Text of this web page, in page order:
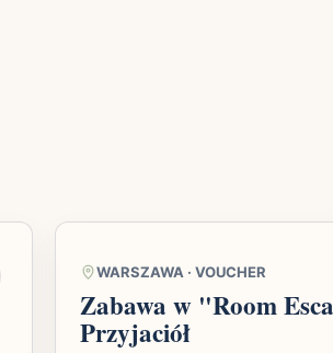
WARSZAWA · VOUCHER
Zabawa w "Room
Przyjaciół